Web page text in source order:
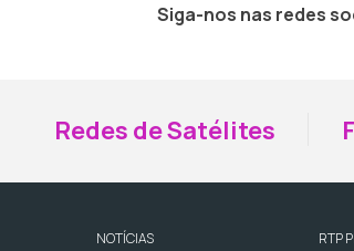
Siga-nos nas redes
Redes de Satélites
NOTÍCIAS
RTP